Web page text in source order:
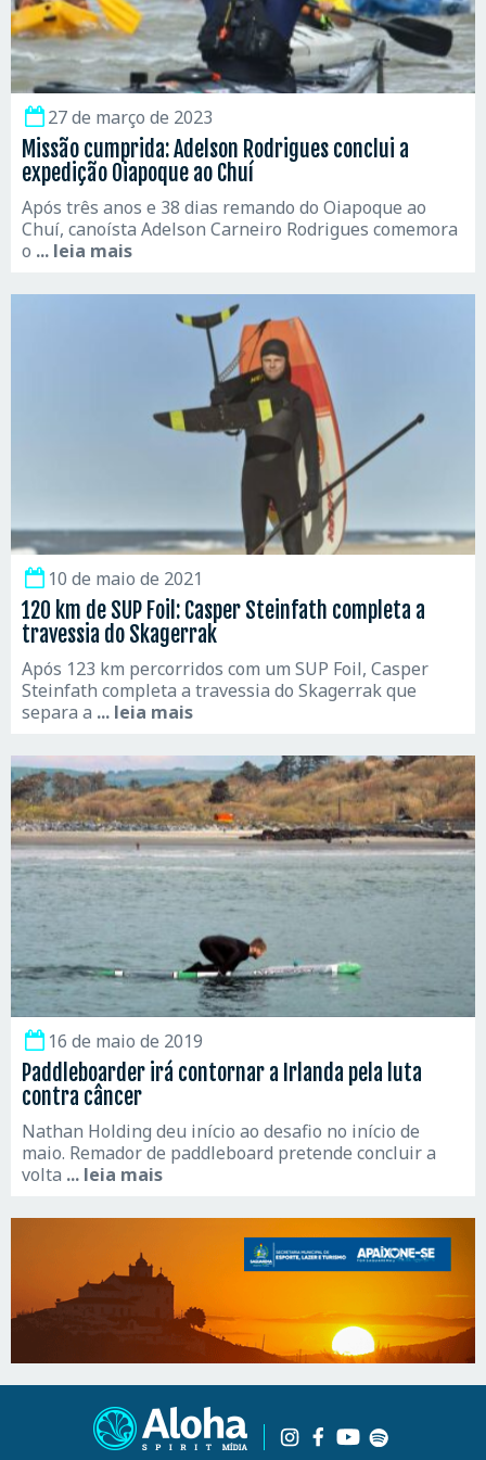
27 de março de 2023
Missão cumprida: Adelson Rodrigues conclui a
expedição Oiapoque ao Chuí
Após três anos e 38 dias remando do Oiapoque ao
Chuí, canoísta Adelson Carneiro Rodrigues comemora
o ... leia mais
10 de maio de 2021
120 km de SUP Foil: Casper Steinfath completa a
travessia do Skagerrak
Após 123 km percorridos com um SUP Foil, Casper
Steinfath completa a travessia do Skagerrak que
separa a ... leia mais
16 de maio de 2019
Paddleboarder irá contornar a Irlanda pela luta
contra câncer
Nathan Holding deu início ao desafio no início de
maio. Remador de paddleboard pretende concluir a
volta ... leia mais